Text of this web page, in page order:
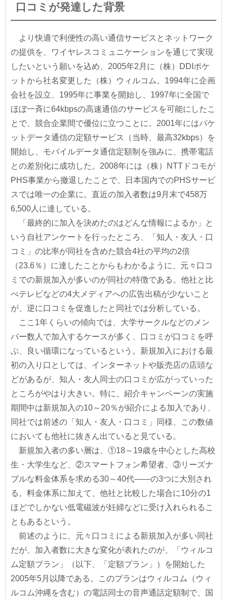
口コミが発達した背景
より快適で利便性の高い通信サービスとネットワーク
の提供を、ワイヤレスコミュニケーションを通じて実現
したいという願いを込め、2005年2月に（株）DDIポケ
ットから社名変更した（株）ウィルコム。1994年に企画
会社を設立、1995年に事業を開始し、1997年に全国で
ほぼ一斉に64kbpsの高速通信のサービスを可能にしたこ
とで、競合企業間で優位に立つことに。2001年にはパケ
ットデータ通信の定額サービス（当時、最高32kbps）を
開始し、モバイルデータ通信定額制を強みに、携帯電話
との差別化に成功した。2008年には（株）NTTドコモが
PHS事業から撤退したことで、日本国内でのPHSサービ
スでは唯一の企業に。直近の加入者数は9月末で458万
6,500人に達している。
「最終的に加入を決めたのはどんな情報によるか」と
いう自社アンケートを行ったところ、「知人・友人・口
コミ」の比率が同社を含めた競合4社の平均の2倍
（23.6％）に達したことからもわかるように、元々口コ
ミでの新規加入が多いのが同社の特徴である。他社と比
べテレビなどの4大メディアへの広告出稿が少ないこと
が、逆に口コミを促進したと同社では分析している。
ここ1年くらいの傾向では、大学サークルなどのメン
バー数人で加入するケースが多く、口コミが口コミを呼
ぶ、良い循環になっているという。新規加入における最
初の入り口としては、インターネットや販売店の店頭な
どがあるが、知人・友人同士の口コミが広がっていった
ところがやはり大きい。特に、紹介キャンペーンの実施
期間中は新規加入の10～20％が紹介による加入であり、
同社では前述の「知人・友人・口コミ」同様、この数値
においても他社に抜きん出ていると見ている。
新規加入者の多い層は、①18～19歳を中心とした高校
生・大学生など、②スマートフォン希望者、③リーズナ
ブルな料金体系を求める30～40代――の3つに大別され
る。料金体系に加えて、他社と比較した場合に10分の1
ほどでしかない低電磁波が妊婦などに受け入れられるこ
ともあるという。
前述のように、元々口コミによる新規加入が多い同社
だが、加入者数に大きな変化が表れたのが、「ウィルコ
ム定額プラン」（以下、「定額プラン」）を開始した
2005年5月以降である。このプランはウィルコム（ウィ
ルコム沖縄を含む）の電話同士の音声通話定額制で、国